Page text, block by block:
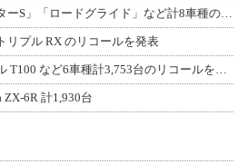
【ハーレー】「スポーツスターS」「ロードグライド」など計8車種のリコールを発表
リプル RX のリコールを発表
【トライアンフ】ボンネビル T100 など6車種計3,753台のリコールを発表
ZX-6R 計1,930台